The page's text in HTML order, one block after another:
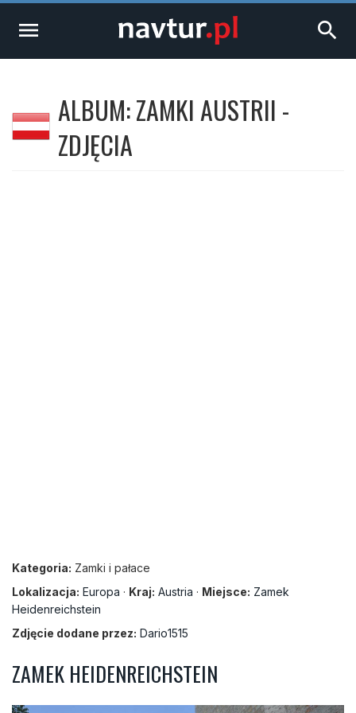
menu search
ALBUM: ZAMKI AUSTRII -
ZDJĘCIA
Kategoria: Zamki i pałace
Lokalizacja: Europa · Kraj: Austria · Miejsce: Zamek
Heidenreichstein
Zdjęcie dodane przez: Dario1515
ZAMEK HEIDENREICHSTEIN